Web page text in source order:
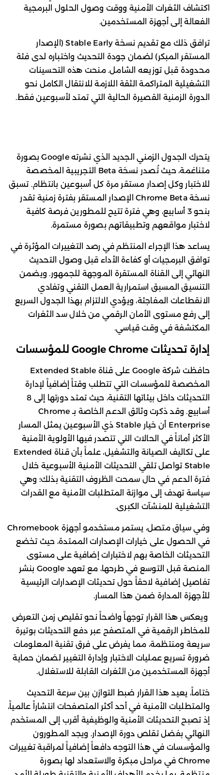
اكتشاف الثغرات الأمنية ووقت وصول الحلول البرمجية
الفعالة إلى أجهزة المستخدمين.
ترافق ذلك مع تقديم نسخة Stable Early (الإصدار
المستقر المبكر) لضمان جودة التحديث واختباره لدى فئة
محدودة قبل توزيعه الشامل. منحت هذه التحسينات
التشغيلية المتراكمة الثقة اللازمة للانتقال الكامل نحو
الدورة الزمنية القصيرة الحالية التي تمتد لأسبوعين فقط.
يتحرك الجدول الزمني الجديد الذي نشرته Google بصورة
متناغمة، حيث تُصدر نسخة Beta التجريبية المخصصة
للاختبار وكل إصدار مستقر مرة كل أسبوعين بانتظام. تسبق
نسخة Chrome Beta الإصدار المستقر بفترة زمنية تقدر
بنحو 3 أسابيع، وهي فترة تتيح للمطورين فرصة كافية
لاختبار مواقعهم وتطبيقاتهم بصورة مستمرة.
يساعد هذا الإجراء المنتظم في رصد التغييرات المؤثرة في
توافق البرمجيات أو كفاءة الأداء قبل وصول التحديث
النهائي إلى القناة المستقرة الموجهة للجمهور. ويضمن
التنسيق المسبق استمرارية العمل التقني وتفادي
الانقطاعات المفاجئة، ويؤدي الالتزام بهذا الجدول السريع
إلى رفع مستوى الأمان الرقمي من خلال سد الثغرات
المكتشفة في وقت قياسي.
إدارة تحديثات Google Chrome للمؤسسات
حافظت شركة Google على قناة Extended Stable
المخصصة للمؤسسات التي تتطلب وقتاً إضافياً لإدارة
التحديثات داخل بيئاتها التقنية، حيث تمتد دورتها إلى 8
أسابيع. وقد ذكرت وثائق الدعم الخاصة بـ Chrome
Enterprise أن خيار Stable ذي الأسبوعين يمثل المسار
الأكثر أماناً في الحالات التي تتصدر فيها الأولوية الأمنية
على تكاليف الصيانة والتشغيل، علماً بأن قناة Extended
Stable تواصل تلقي التحديثات الأمنية الأسبوعية خلال
فترة الدعم في حال سمحت الظروف التقنية بذلك؛ وهي
سياسة تهدف إلى موازنة المتطلبات الأمنية مع القدرات
التشغيلية للمنشآت الكبرى.
وفي سياق متصل، يستمر مستخدمو أجهزة Chromebook
في الحصول على خيارات الإصدارات الممتدة، حيث تخضع
التحديثات الخاصة بهم لاختبارات إضافية على مستوى
المنصة قبل التوسع في طرحها، مع تعهد Google بنشر
تفاصيل إضافية لاحقاً حول تحديثات الإصدارات الرئيسية
للأجهزة المدارة ضمن هذا المسار.
ويعكس هذا القرار توجهاً واضحاً نحو تقليص زمن التعرض
للمخاطر الرقمية في المتصفح عبر دفع التحديثات بوتيرة
سريعة ومنتظمة، مما يفرض على فرق تقنية المعلومات
ضرورة تسريع عمليات الاختبار وإدارة التغيير لضمان حماية
أجهزة المستخدمين من الثغرات القابلة للاستغلال.
ختاماً، يعيد هذا القرار ضبط التوازن بين سرعة التحديث
والمتطلبات الأمنية في أحد أكثر المتصفحات انتشاراً عالمياً،
إذ تصبح التحديثات الأمنية والوظيفية أقرب إلى المستخدم
النهائي بفضل تقلص دورة الإصدار. ويجد المطورون
والمؤسسات في هذا التوجه دافعاً إضافياً لمراقبة تغييرات
Chrome في مراحل مبكرة والاستعداد لها بصورة